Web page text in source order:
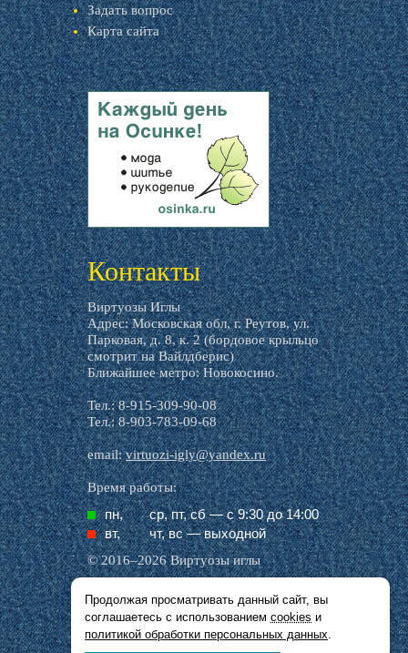
Задать вопрос
Карта сайта
livemaster.ru
Контакты
Виртуозы Иглы
Адрес: Московская обл, г. Реутов, ул.
Парковая, д. 8, к. 2 (бордовое крыльцо
смотрит на Вайлдберис)
Ближайшее метро: Новокосино.
Тел.: 8-915-309-90-08
Тел.: 8-903-783-09-68
email:virtuozi-igly@yandex.ru
Время работы:
пн,
ср, пт, cб — с 9:30 до 14:00
вт,
чт, вс — выходной
© 2016–2026 Виртуозы иглы
Все названия производителей, символика и
описания, присутствующие в наших картинках
и тексте, используются исключительно в целях
Продолжая просматривать данный сайт, вы
соглашаетесь с использованием cookies и
политикой обработки персональных данных.